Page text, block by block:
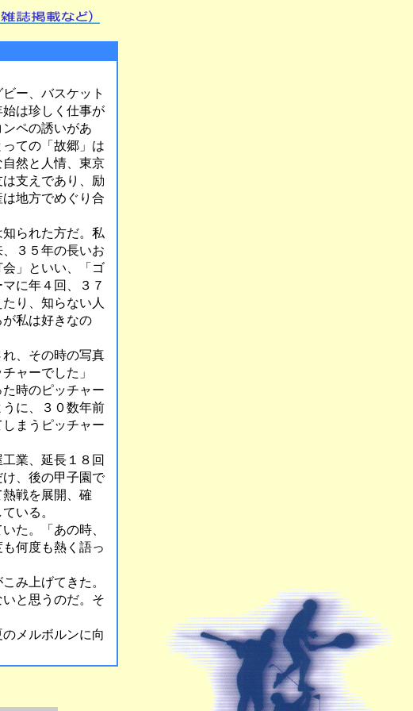
ー、バスケット
は珍しく仕事が
ペの誘いがあ
ての「故郷」は
然と人情、東京
支えであり、励
地方でめぐり合
られた方だ。私
３５年の長いお
」といい、「ゴ
に年４回、３７
り、知らない人
私は好きなの
、その時の写真
ャーでした」
時のピッチャー
に、３０数年前
まうピッチャー
業、延長１８回
、後の甲子園で
戦を展開、確
いる。
た。「あの時、
何度も熱く語っ
み上げてきた。
と思うのだ。そ
メルボルンに向